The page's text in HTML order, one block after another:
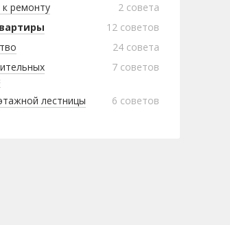
ремонту 2 совета
12 советов
24 совета
7 советов
лестницы 6 советов